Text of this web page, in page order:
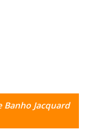
Banho Jacquard